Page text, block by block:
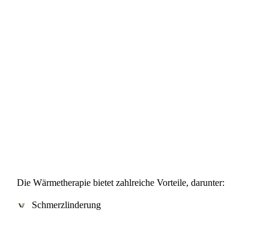
Die Wärmetherapie bietet zahlreiche Vorteile, darunter:
Schmerzlinderung